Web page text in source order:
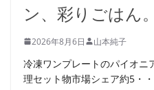
ン、彩りごはん
2026年8月6日 山本純子
冷凍ワンプレートのパイオニ
理セット物市場シェア約5・・